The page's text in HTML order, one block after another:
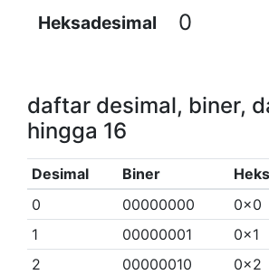
Heksadesimal 0
daftar desimal, biner,
hingga 16
Desimal Biner
0
00000000
0x0
1
00000001
0x1
2
00000010
0x2